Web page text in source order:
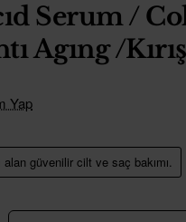
Serum /
Agıng /
güvenilir cilt ve saç bakımı.
Yap